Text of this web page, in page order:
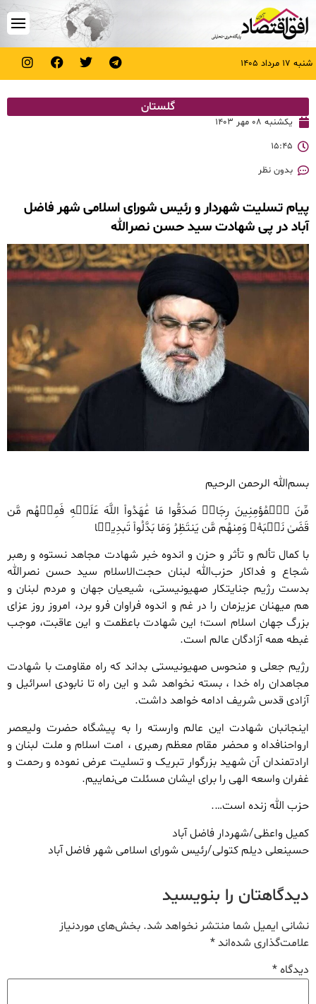
شنبه ۱۷ مرداد ۱۴۰۵
گلستان
یکشنبه ۰۸ مهر ۱۴۰۳
۱۵:۴۵
بدون نظر
پیام تسلیت شهردار و رئیس شورای اسلامی شهر فاضل
آباد در پی شهادت سید حسن نصرالله
بسم‌الله الرحمن الرحیم
مِّنَ ٱلۡمُؤمِنِینَ رِجَالࣱ صَدَقُوا مَا عَٰهَدُواْ اللَّهَ عَلَیۡهِ فَمِنۡهُم مَّن
قَضَىٰ نَحۡبَهُۥ وَمِنهُم مَّن یَنتَظِرُ وَمَا بَدَّلُواْ تَبدِیلࣰا
با کمال تألم و تأثر و حزن و اندوه خبر شهادت مجاهد نستوه و رهبر
شجاع و فداکار حزب‌الله لبنان حجت‌الاسلام سید حسن نصرالله
بدست رژیم جنایتکار صهیونیستی، شیعیان جهان و مردم لبنان و
هم میهنان عزیزمان را در غم و اندوه فراوان فرو برد‌، امروز روز عزای
بزرگ‌ جهان‌ اسلام‌ است؛ این شهادت باعظمت و این عاقبت، موجب
غبطه همه آزادگان عالم است.
رژیم جعلی و منحوس صهیونیستی بداند که راه مقاومت با شهادت
مجاهدان راه خدا ، بسته نخواهد شد و این راه تا نابودی اسرائیل و
آزادی قدس شریف ادامه خواهد داشت.
اینجانبان شهادت این عالم وارسته را به پیشگاه‌ حضرت‌ ولیعصر
ارواحنافداه‌ و محضر مقام معظم رهبری ، امت اسلام و ملت لبنان و
ارادتمندان آن شهید بزرگوار تبریک و تسلیت عرض نموده و رحمت و
غفران واسعه الهی را برای ایشان مسئلت می‌‎نماییم.
حزب الله زنده است….
کمیل واعظی/شهردار فاضل آباد
حسینعلی دیلم کتولی/رئیس شورای اسلامی شهر فاضل آباد
دیدگاهتان را بنویسید
نشانی ایمیل شما منتشر نخواهد شد. بخش‌های موردنیاز
علامت‌گذاری شده‌اند*
دیدگاه*